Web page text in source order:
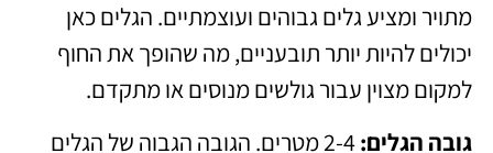
מתויר ומציע גלים גבוהים ועוצמתיים. הגלים כאן
יכולים להיות יותר תובעניים, מה שהופך את החוף
למקום מצוין עבור גולשים מנוסים או מתקדם.
גובה הגלים:
2-4 מטרים. הגובה הגבוה של הגלים